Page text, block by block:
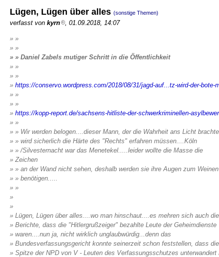
Lügen, Lügen über alles (sonstige Themen)
verfasst von kyrn , 01.09.2018, 14:07
» »
» »
» » Daniel Zabels mutiger Schritt in die Öffentlichkeit
» »
» »
» https://conservo.wordpress.com/2018/08/31/jagd-auf...tz-wird-der-bote-
» »
» »
» https://kopp-report.de/sachsens-hitliste-der-schwerkriminellen-
» »
» » Wir werden belogen....dieser Mann, der die Wahrheit ans Licht
» » wird sicherlich die Härte des "Rechts" erfahren müssen....Köln
» » /Silvesternacht war das Menetekel.....leider wollte die Masse die
» Zeichen
» » an der Wand nicht sehen, deshalb werden sie ihre Augen zum Weinen
» » benötigen.....
» »
»
»
» Lügen, Lügen über alles....wo man hinschaut....es mehren sich auch die
» Berichte, dass die "Hitlergrußzeiger" bezahlte Leute der Geheimdienste
» waren....nun ja, nicht wirklich unglaubwürdig...denn das
» Bundesverfassungsgericht konnte seinerzeit schon feststellen, dass die
» Spitze der NPD von V - Leuten des Verfassungsschutzes unterwandert